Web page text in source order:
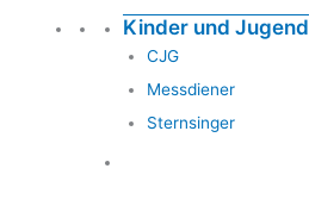
Kinder und Jugend
CJG
Messdiener
Sternsinger